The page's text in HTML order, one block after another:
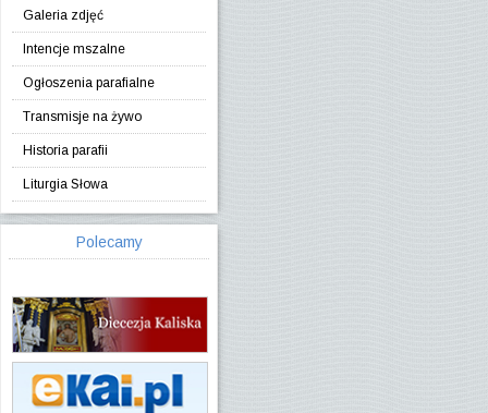
Galeria zdjęć
Intencje mszalne
Ogłoszenia parafialne
Transmisje na żywo
Historia parafii
Liturgia Słowa
Polecamy